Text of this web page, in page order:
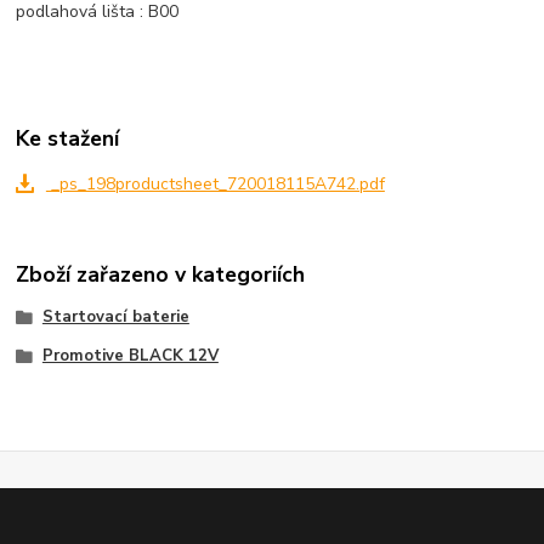
podlahová lišta : B00
Ke stažení
_ps_198productsheet_720018115A742.pdf
Zboží zařazeno v kategoriích
Startovací baterie
Promotive BLACK 12V